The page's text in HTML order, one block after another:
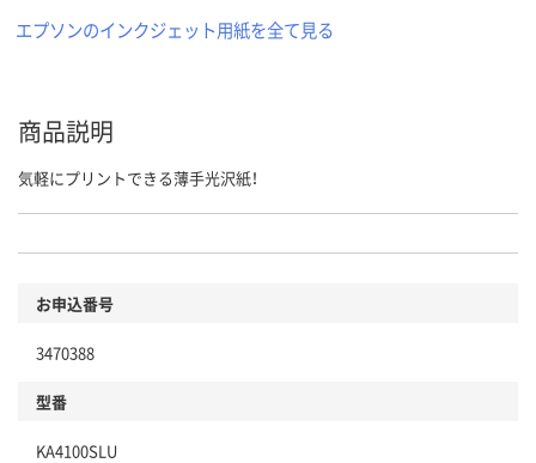
エプソンのインクジェット用紙を全て見る
商品説明
気軽にプリントできる薄手光沢紙！
お申込番号
3470388
型番
KA4100SLU